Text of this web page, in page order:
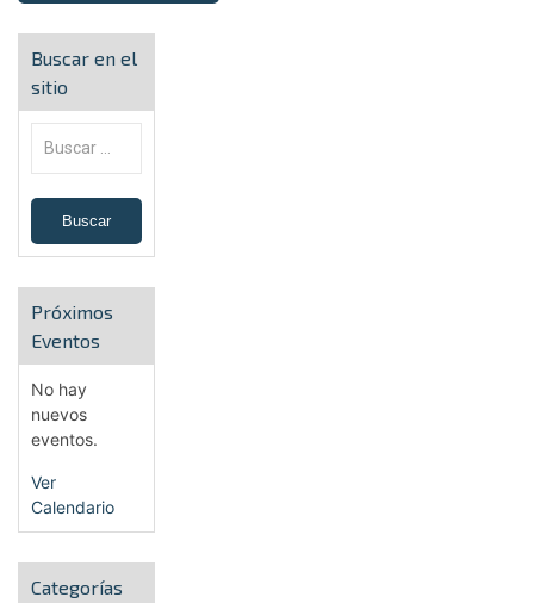
Buscar en el
sitio
Próximos
Eventos
No hay
nuevos
eventos.
Ver
Calendario
Categorías